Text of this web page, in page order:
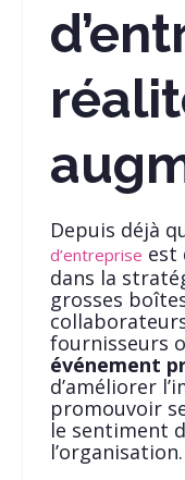
Depuis déjà
d’entreprise est
dans la
grosses
fournisseurs
événement
d’améliorer
promouvoir
le sentiment
l’organisation.